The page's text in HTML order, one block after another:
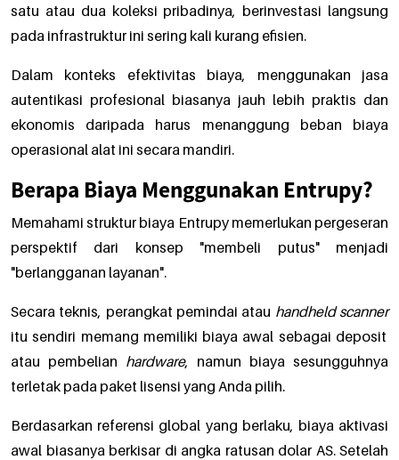
satu atau dua koleksi pribadinya, berinvestasi langsung
pada infrastruktur ini sering kali kurang efisien.
Dalam konteks efektivitas biaya, menggunakan jasa
autentikasi profesional biasanya jauh lebih praktis dan
ekonomis daripada harus menanggung beban biaya
operasional alat ini secara mandiri.
Berapa Biaya Menggunakan Entrupy?
Memahami struktur biaya Entrupy memerlukan pergeseran
perspektif dari konsep "membeli putus" menjadi
"berlangganan layanan".
Secara teknis, perangkat pemindai atau handheld scanner
itu sendiri memang memiliki biaya awal sebagai deposit
atau pembelian hardware, namun biaya sesungguhnya
terletak pada paket lisensi yang Anda pilih.
Berdasarkan referensi global yang berlaku, biaya aktivasi
awal biasanya berkisar di angka ratusan dolar AS. Setelah